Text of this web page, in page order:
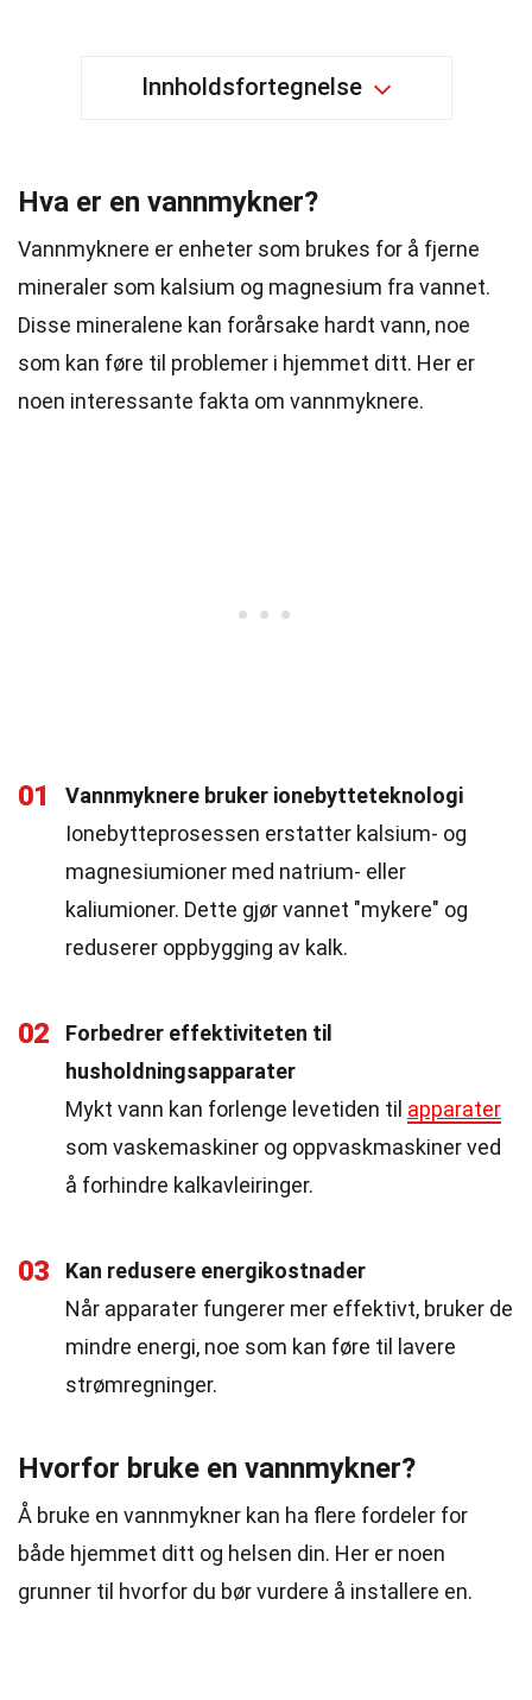
Innholdsfortegnelse
Hva er en vannmykner?
Vannmyknere er enheter som brukes for å fjerne
mineraler som kalsium og magnesium fra vannet.
Disse mineralene kan forårsake hardt vann, noe
som kan føre til problemer i hjemmet ditt. Her er
noen interessante fakta om vannmyknere.
01
Vannmyknere bruker ionebytteteknologi
Ionebytteprosessen erstatter kalsium- og
magnesiumioner med natrium- eller
kaliumioner. Dette gjør vannet "mykere" og
reduserer oppbygging av kalk.
02
Forbedrer effektiviteten til
husholdningsapparater
Mykt vann kan forlenge levetiden til apparater
som vaskemaskiner og oppvaskmaskiner ved
å forhindre kalkavleiringer.
03
Kan redusere energikostnader
Når apparater fungerer mer effektivt, bruker de
mindre energi, noe som kan føre til lavere
strømregninger.
Hvorfor bruke en vannmykner?
Å bruke en vannmykner kan ha flere fordeler for
både hjemmet ditt og helsen din. Her er noen
grunner til hvorfor du bør vurdere å installere en.